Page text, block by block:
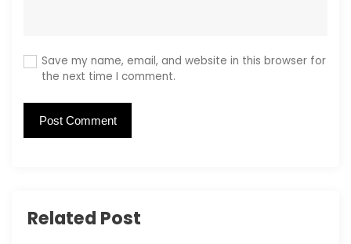
Save my name, email, and website in this browser for
the next time I comment.
Related Post